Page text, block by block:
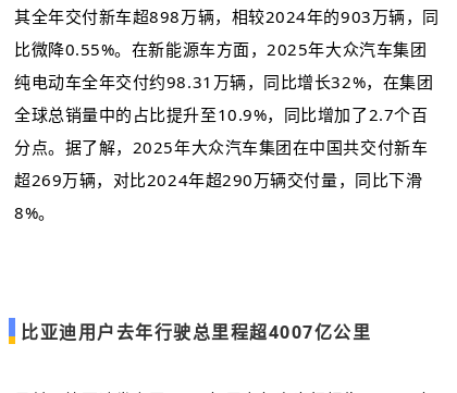
其全年交付新车超898万辆，相较2024年的903万辆，同
比微降0.55%。在新能源车方面，2025年大众汽车集团
纯电动车全年交付约98.31万辆，同比增长32%，在集团
全球总销量中的占比提升至10.9%，同比增加了2.7个百
分点。据了解，2025年大众汽车集团在中国共交付新车
超269万辆，对比2024年超290万辆交付量，同比下滑
8%。
比亚迪用户去年行驶总里程超4007亿公里